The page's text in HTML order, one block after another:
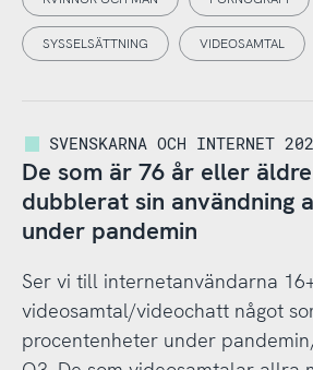
SYSSELSÄTTNING VIDEOSAMTAL
SVENSKARNA OCH INTERNET
De som är 76 år eller
dubblerat sin användning
under pandemin
Ser vi till internetanvändarna
videosamtal/videochatt något
procentenheter under